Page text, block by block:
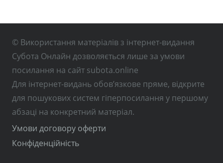
© Використання матеріалів з інтернет-видання
Субота Онлайн дозволяється лише за умови
посилання на сайт subota.online
Для інтернет-видань обов’язкове пряме, відкрите
для пошукових систем гіперпосилання у першому
абзаці на конкретний матеріал.
Умови договору оферти
Конфіденційність